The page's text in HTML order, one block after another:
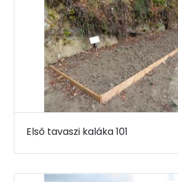
Első tavaszi kaláka 101